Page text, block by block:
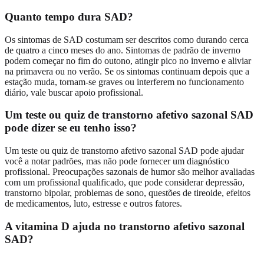
Quanto tempo dura SAD?
Os sintomas de SAD costumam ser descritos como durando cerca
de quatro a cinco meses do ano. Sintomas de padrão de inverno
podem começar no fim do outono, atingir pico no inverno e aliviar
na primavera ou no verão. Se os sintomas continuam depois que a
estação muda, tornam-se graves ou interferem no funcionamento
diário, vale buscar apoio profissional.
Um teste ou quiz de transtorno afetivo sazonal SAD
pode dizer se eu tenho isso?
Um teste ou quiz de transtorno afetivo sazonal SAD pode ajudar
você a notar padrões, mas não pode fornecer um diagnóstico
profissional. Preocupações sazonais de humor são melhor avaliadas
com um profissional qualificado, que pode considerar depressão,
transtorno bipolar, problemas de sono, questões de tireoide, efeitos
de medicamentos, luto, estresse e outros fatores.
A vitamina D ajuda no transtorno afetivo sazonal
SAD?